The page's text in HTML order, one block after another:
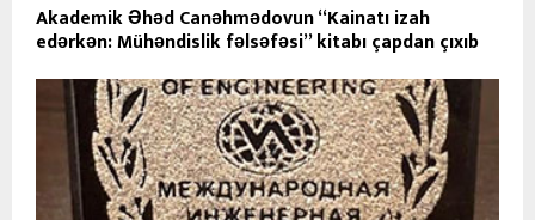
Akademik Əhəd Canəhmədovun “Kainatı izah
edərkən: Mühəndislik fəlsəfəsi” kitabı çapdan çıxıb